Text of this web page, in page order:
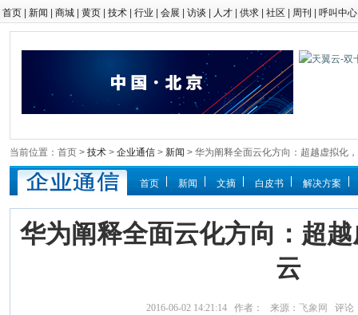
首页 新闻 商城 黄页 技术 行业 会展 访谈 人才 供求 社区 周刊 呼叫中心
当前位置：首页 > 技术 > 企业通信 > 新闻 > 华为阐释全面云化方向：超越虚拟化
首页 新闻 文摘 白皮书 解决方案
华为阐释全面云化方向：超
云
2016-06-02 14:21:14 作者： 来源： 飞象网 评论